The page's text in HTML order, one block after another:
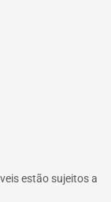
estão sujeitos a